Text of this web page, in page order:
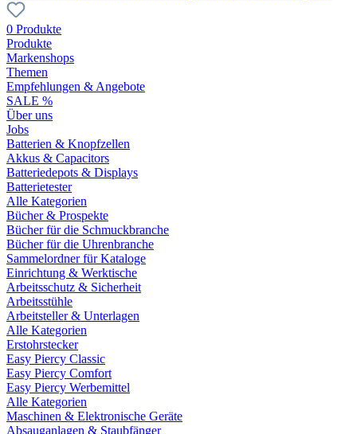
0 Produkte
Produkte
Markenshops
Themen
Empfehlungen & Angebote
SALE %
Über uns
Jobs
Batterien & Knopfzellen
Akkus & Capacitors
Batteriedepots & Displays
Batterietester
Alle Kategorien
Bücher & Prospekte
Bücher für die Schmuckbranche
Bücher für die Uhrenbranche
Sammelordner für Kataloge
Einrichtung & Werktische
Arbeitsschutz & Sicherheit
Arbeitsstühle
Arbeitsteller & Unterlagen
Alle Kategorien
Erstohrstecker
Easy Piercy Classic
Easy Piercy Comfort
Easy Piercy Werbemittel
Alle Kategorien
Maschinen & Elektronische Geräte
Absauganlagen & Staubfänger